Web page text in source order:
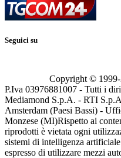
Seguici su
Copyright © 1999-
P.Iva 03976881007 - Tutti i
Mediamond S.p.A. - RTI
Amsterdam (Paesi Bassi) -
Monzese (MI)Rispetto ai
riprodotti è vietata ogni
sistemi di intelligenza
espresso di utilizzare mezzi